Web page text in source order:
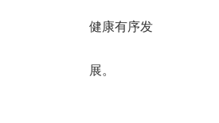
健康有序发
展。